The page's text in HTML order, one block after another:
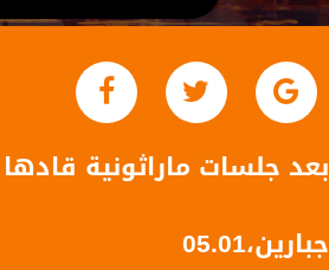
بعد جلسات ماراثونية
جبارين،05.01